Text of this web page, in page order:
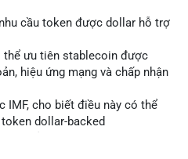
Tâm lý ngắn hạn vẫn tiêu
coin nhỏ và tin tức AI/NVIDA
theo dõi sự thay đổi trong
cầu token được dollar hỗ trợ
thể ưu tiên stablecoin được
hiệu ứng mạng và chấp nhận
IMF, cho biết điều này có thể
dollar-backed